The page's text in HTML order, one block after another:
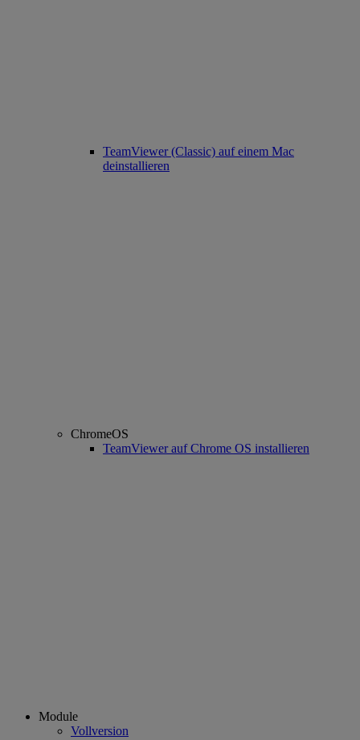
TeamViewer (Classic) auf einem Mac
deinstallieren
ChromeOS
TeamViewer auf Chrome OS installieren
Module
Vollversion